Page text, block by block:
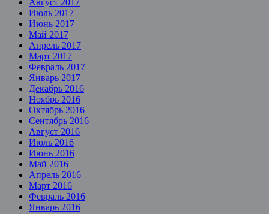
Июль 2017
Июнь 2017
Май 2017
Апрель 2017
Март 2017
Февраль 2017
Январь 2017
Декабрь 2016
Ноябрь 2016
Октябрь 2016
Сентябрь 2016
Август 2016
Июль 2016
Июнь 2016
Май 2016
Апрель 2016
Март 2016
Февраль 2016
Январь 2016